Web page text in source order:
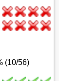
(10/56)